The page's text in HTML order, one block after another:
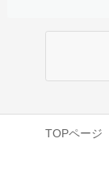
TOPページ